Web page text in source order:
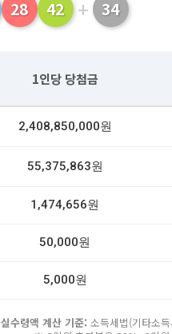
28 42 + 34
1인당 당첨금
2,408,850,000원
55,375,863원
1,474,656원
50,000원
5,000원
실수령액 계산 기준: 소득세법(기타소